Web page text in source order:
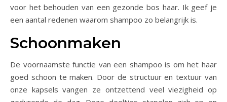
voor het behouden van een gezonde bos haar. Ik geef je
een aantal redenen waarom shampoo zo belangrijk is.
Schoonmaken
De voornaamste functie van een shampoo is om het haar
goed schoon te maken. Door de structuur en textuur van
onze kapsels vangen ze ontzettend veel viezigheid op